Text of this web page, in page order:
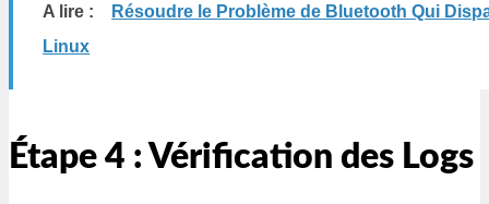
A lire :
Résoudre le Problème de Bluetooth Qui
Linux
Étape 4 : Vérification des Logs